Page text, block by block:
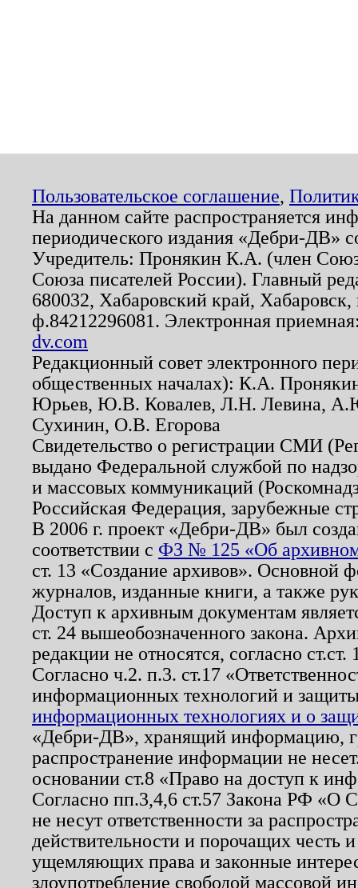
Пользовательское соглашение,
На данном сайте распространяется
периодического издания «Дебри-ДВ»
Учредитель: Пронякин К.А. (член
Союза писателей России). Главный
680032, Хабаровский край,
ф.84212296081. Электронная
dv.com
Редакционный совет электронного
общественных началах): К.А.
Юрьев, Ю.В. Ковалев, Л.Н. Левина,
Сухинин, О.В. Егорова
Свидетельство о регистрации СМИ
выдано Федеральной службой по
и массовых коммуникаций
Российская Федерация, зарубежные
В 2006 г. проект «Дебри-ДВ» был
соответствии с ФЗ № 125 «Об
ст. 13 «Создание архивов». Основной
журналов, изданные книги, а также
Доступ к архивным документам
ст. 24 вышеобозначенного закона.
редакции не относятся, согласно
Согласно ч.2. п.3. ст.17
информационных технологий и
информационных технологиях и о
«Дебри-ДВ», хранящий информацию,
распространение информации не
основании ст.8 «Право на доступ к
Согласно пп.3,4,6 ст.57 Закона РФ «О
не несут ответственности за
действительности и порочащих честь
ущемляющих права и законные
злоупотребление свободой массовой